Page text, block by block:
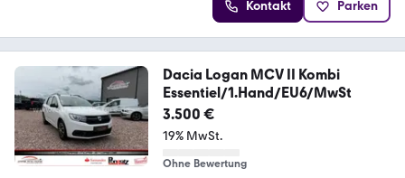
Kontakt Parken
Dacia Logan MCV II Kombi
Essentiel/1.Hand/EU6/MwSt
3.500 €
19% MwSt.
Ohne Bewertung